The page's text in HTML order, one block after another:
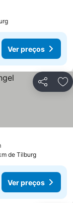
Ver preços
Partilhar
de Tilburg
Ver preços